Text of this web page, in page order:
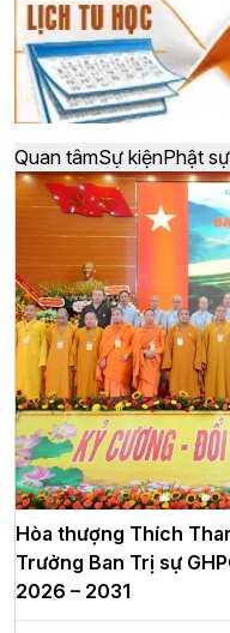
Quan tâmSự kiệnPhật sự
Hòa thượng Thích
Trưởng Ban Trị sự
2026 – 2031